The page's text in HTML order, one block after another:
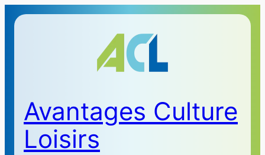
Avantages Culture
Loisirs